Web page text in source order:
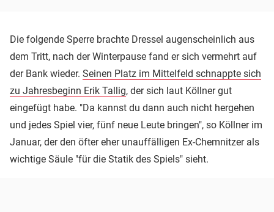
Die folgende Sperre brachte Dressel augenscheinlich aus
dem Tritt, nach der Winterpause fand er sich vermehrt auf
der Bank wieder. Seinen Platz im Mittelfeld schnappte sich
zu Jahresbeginn Erik Tallig, der sich laut Köllner gut
eingefügt habe. "Da kannst du dann auch nicht hergehen
und jedes Spiel vier, fünf neue Leute bringen", so Köllner im
Januar, der den öfter eher unauffälligen Ex-Chemnitzer als
wichtige Säule "für die Statik des Spiels" sieht.